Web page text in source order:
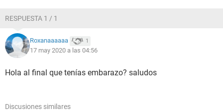
RESPUESTA 1 / 1
Roxanaaaaaa 1
17 may 2020 a las 04:56
Hola al final que tenías embarazo? saludos
Discusiones similares